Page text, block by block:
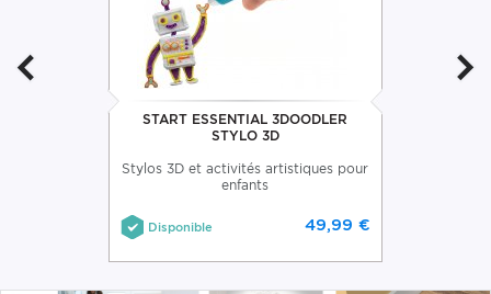
START ESSENTIAL 3DOODLER
STYLO 3D
Stylos 3D et activités artistiques pour
enfants
Disponible 49,99 €